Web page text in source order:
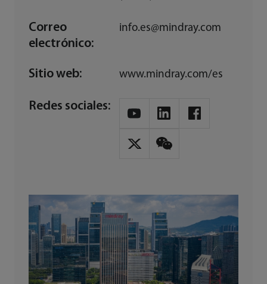
Correo
electrónico:
info.es@mindray.com
Sitio web: www.mindray.com/es
Redes sociales: